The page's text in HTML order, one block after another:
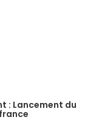
: Lancement du